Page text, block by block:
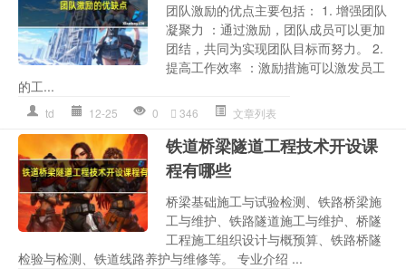
团队激励的优点主要包括： 1. 增强团队
凝聚力 ：通过激励，团队成员可以更加
团结，共同为实现团队目标而努力。 2.
提高工作效率 ：激励措施可以激发员工
的工...
td 12-25 0 346 文章列表
铁道桥梁隧道工程技术开设课
程有哪些
桥梁基础施工与试验检测、铁路桥梁施
工与维护、铁路隧道施工与维护、桥隧
工程施工组织设计与概预算、铁路桥隧
检验与检测、铁道线路养护与维修等。 专业介绍 ...